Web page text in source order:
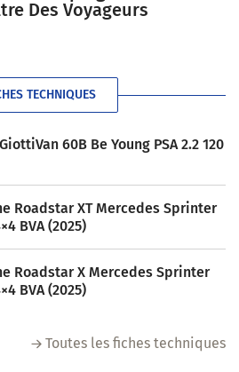
Des Voyageurs
TECHNIQUES
60B Be Young PSA 2.2 120
Roadstar XT Mercedes Sprinter
BVA (2025)
Roadstar X Mercedes Sprinter
BVA (2025)
Toutes les fiches techniques